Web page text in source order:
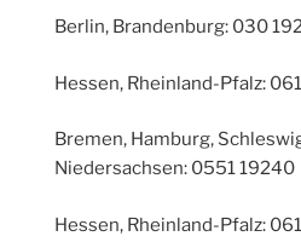
Berlin, Brandenburg: 030
Hessen, Rheinland-Pfalz:
Bremen, Hamburg,
Niedersachsen: 0551 19240
Hessen, Rheinland-Pfalz: